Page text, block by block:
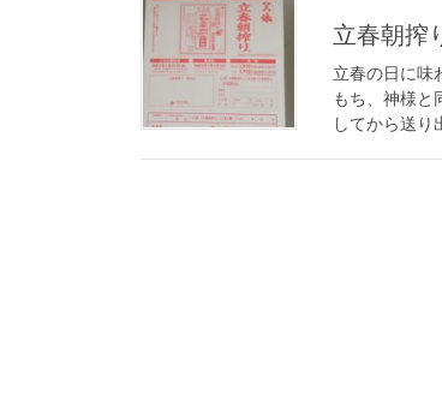
立春朝搾
立春の日に味
もち、神様と
してから送